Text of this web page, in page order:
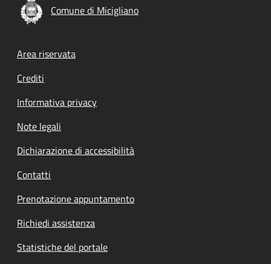
Comune di Micigliano
Footer menu
Area riservata
Crediti
Informativa privacy
Note legali
Dichiarazione di accessibilità
Contatti
Prenotazione appuntamento
Richiedi assistenza
Statistiche del portale